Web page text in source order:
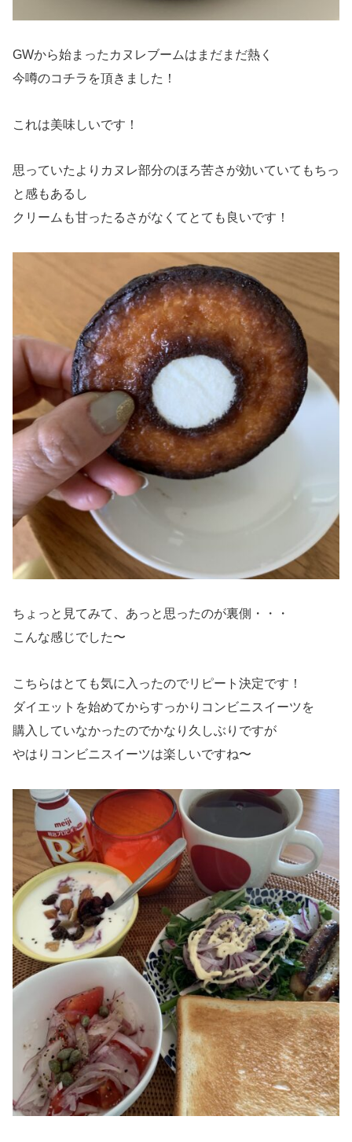
GWから始まったカヌレブームはまだまだ熱く
今噂のコチラを頂きました！
これは美味しいです！
思っていたよりカヌレ部分のほろ苦さが効いていてもちっ
と感もあるし
クリームも甘ったるさがなくてとても良いです！
ちょっと見てみて、あっと思ったのが裏側・・・
こんな感じでした〜
こちらはとても気に入ったのでリピート決定です！
ダイエットを始めてからすっかりコンビニスイーツを
購入していなかったのでかなり久しぶりですが
やはりコンビニスイーツは楽しいですね〜